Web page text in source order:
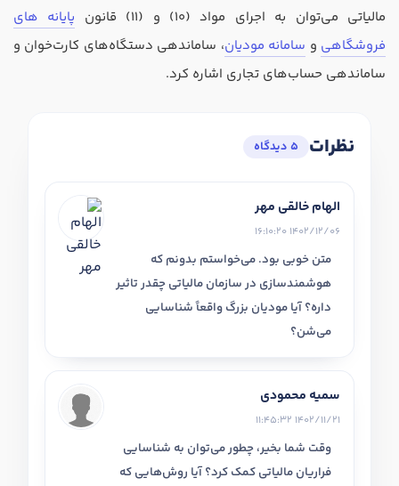
مالیاتی می‌توان به اجرای مواد (10) و (11) قانون
پایانه‌ های
فروشگاهی و سامانه مودیان، ساماندهی دستگاه‌های کارت‌خوان و
ساماندهی حساب‌های تجاری اشاره کرد.
نظرات 5 دیدگاه
الهام خالقی مهر
1402/12/06 16:10:20
متن خوبی بود. می‌خواستم بدونم که
هوشمندسازی در سازمان مالیاتی چقدر تاثیر
داره؟ آیا مودیان بزرگ واقعاً شناسایی
می‌شن؟
سمیه محمودی
1402/11/21 11:45:32
وقت شما بخیر، چطور می‌توان به شناسایی
فراریان مالیاتی کمک کرد؟ آیا روش‌هایی که